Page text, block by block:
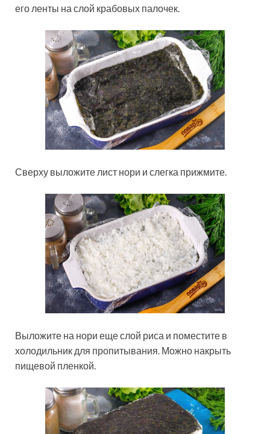
его ленты на слой крабовых палочек.
Сверху выложите лист нори и слегка прижмите.
Выложите на нори еще слой риса и поместите в
холодильник для пропитывания. Можно накрыть
пищевой пленкой.